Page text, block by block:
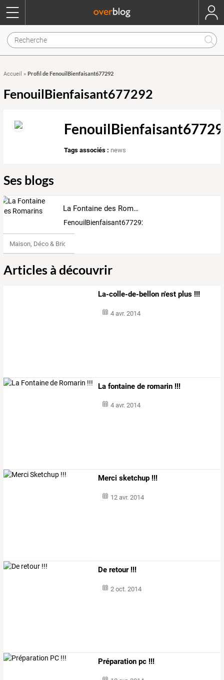
Accueil » Profil de FenouilBienfaisant677292
FenouilBienfaisant677292
Tags associés : news
Ses blogs
La Fontaine des Romarins
FenouilBienfaisant677292
Maison, Déco & Bricolage
Articles à découvrir
La-colle-de-bellon n'est plus !!!
4 avr. 2014
La fontaine de romarin !!!
4 avr. 2014
Merci sketchup !!!
12 avr. 2014
De retour !!!
2 oct. 2014
Préparation pc !!!